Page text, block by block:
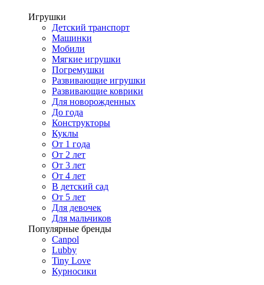
Игрушки
Детский транспорт
Машинки
Мобили
Мягкие игрушки
Погремушки
Развивающие игрушки
Развивающие коврики
Для новорожденных
До года
Конструкторы
Куклы
От 1 года
От 2 лет
От 3 лет
От 4 лет
В детский сад
От 5 лет
Для девочек
Для мальчиков
Популярные бренды
Canpol
Lubby
Tiny Love
Курносики